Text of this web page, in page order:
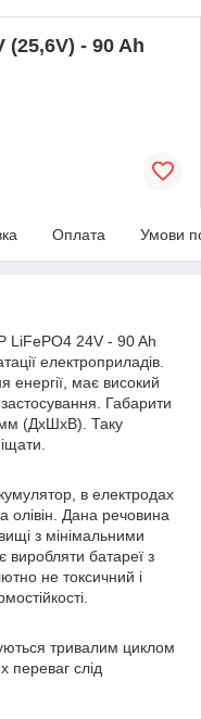
(25,6V) - 90 Ah
Оплата Умови
LiFePO4 24V - 90 Ah
електроприладів.
енергії, має високий
Габарити
(ДхШхВ). Таку
в електродах
олівін. Дана речовина
з мінімальними
виробляти батареї з
не токсичний і
тривалим циклом
переваг слід